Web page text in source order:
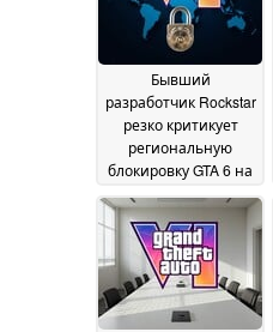
Бывший
разработчик Rockstar
резко критикует
региональную
блокировку GTA 6 на
PS5 и выступает в
защиту дисков,
однако не возлагает
вину на студию30 July
2026